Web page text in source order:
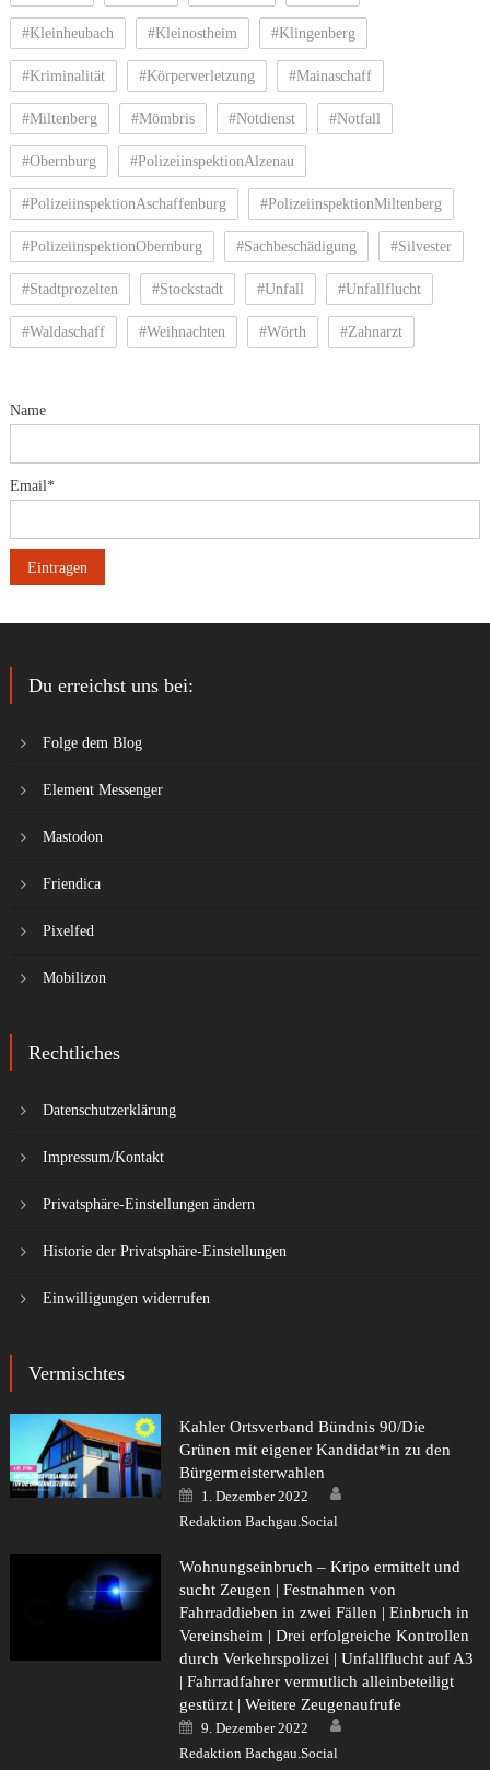
#Kleinheubach #Kleinostheim #Klingenberg
#Kriminalität #Körperverletzung #Mainaschaff
#Miltenberg #Mömbris #Notdienst #Notfall
#Obernburg #PolizeiinspektionAlzenau
#PolizeiinspektionAschaffenburg #PolizeiinspektionMiltenberg
#PolizeiinspektionObernburg #Sachbeschädigung #Silvester
#Stadtprozelten #Stockstadt #Unfall #Unfallflucht
#Waldaschaff #Weihnachten #Wörth #Zahnarzt
Name
Email*
Du erreichst uns bei:
Folge dem Blog
Element Messenger
Mastodon
Friendica
Pixelfed
Mobilizon
Rechtliches
Datenschutzerklärung
Impressum/Kontakt
Privatsphäre-Einstellungen ändern
Historie der Privatsphäre-Einstellungen
Einwilligungen widerrufen
Vermischtes
Kahler Ortsverband Bündnis 90/Die
Grünen mit eigener Kandidat*in zu den
Bürgermeisterwahlen
Posted
on
1. Dezember 2022
Redaktion Bachgau.Social
Wohnungseinbruch – Kripo ermittelt und
sucht Zeugen | Festnahmen von
Fahrraddieben in zwei Fällen | Einbruch in
Vereinsheim | Drei erfolgreiche Kontrollen
durch Verkehrspolizei | Unfallflucht auf A3
| Fahrradfahrer vermutlich alleinbeteiligt
gestürzt | Weitere Zeugenaufrufe
Posted
on
9. Dezember 2022
Redaktion Bachgau.Social